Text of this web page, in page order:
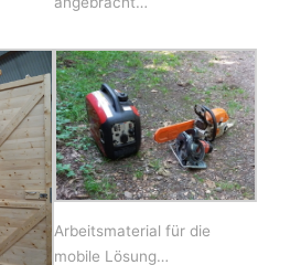
Arbeitsmaterial für die
mobile Lösung…